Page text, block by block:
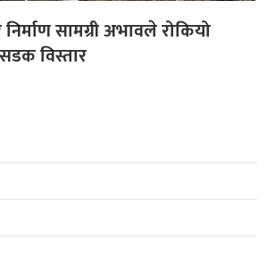
सामग्री अभावले रोकियो
विस्तार